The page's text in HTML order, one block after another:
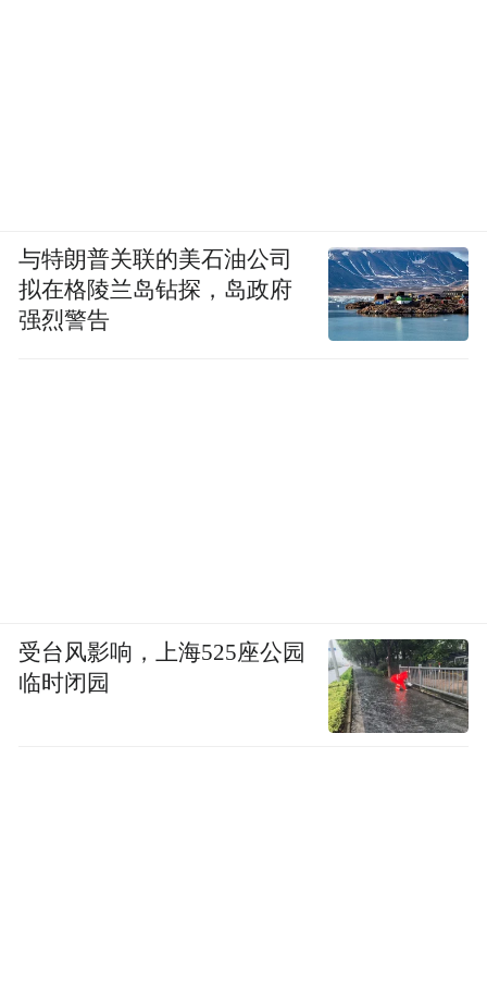
与特朗普关联的美石油公司
拟在格陵兰岛钻探，岛政府
强烈警告
受台风影响，上海525座公园
临时闭园